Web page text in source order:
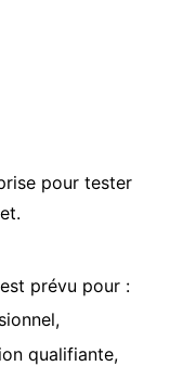
pour tester
prévu pour :
qualifiante,